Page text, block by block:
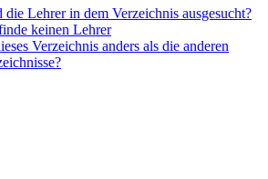
die Lehrer in dem Verzeichnis ausgesucht?
keinen Lehrer
Verzeichnis anders als die anderen